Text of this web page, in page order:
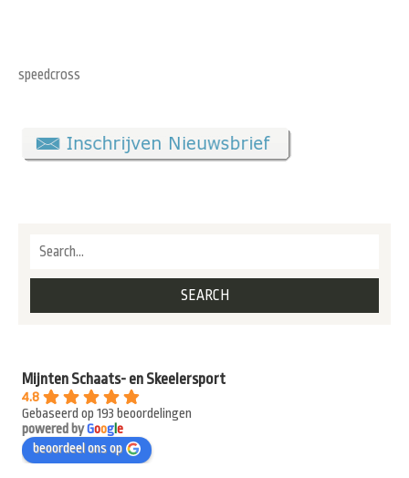
speedcross
Mijnten Schaats- en Skeelersport
4.8
Gebaseerd op 193 beoordelingen
powered byGooge
beoordeel ons op